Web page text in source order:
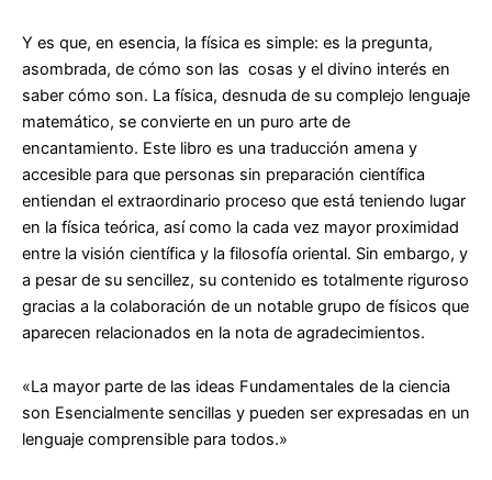
Y es que, en esencia, la física es simple: es la pregunta,
asombrada, de cómo son las cosas y el divino interés en
saber cómo son. La física, desnuda de su complejo lenguaje
matemático, se convierte en un puro arte de
encantamiento. Este libro es una traducción amena y
accesible para que personas sin preparación científica
entiendan el extraordinario proceso que está teniendo lugar
en la física teórica, así como la cada vez mayor proximidad
entre la visión científica y la filosofía oriental. Sin embargo, y
a pesar de su sencillez, su contenido es totalmente riguroso
gracias a la colaboración de un notable grupo de físicos que
aparecen relacionados en la nota de agradecimientos.
«La mayor parte de las ideas Fundamentales de la ciencia
son Esencialmente sencillas y pueden ser expresadas en un
lenguaje comprensible para todos.»